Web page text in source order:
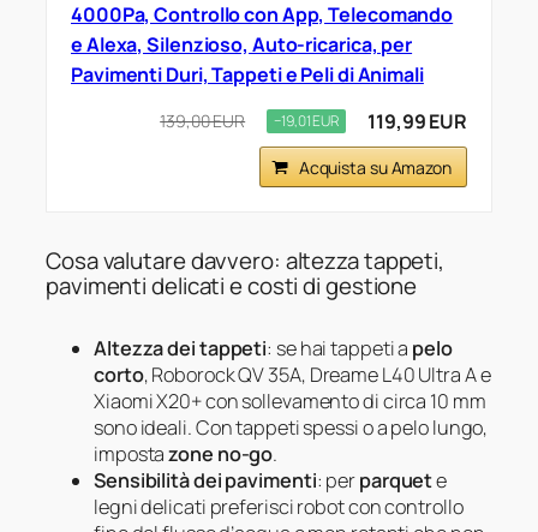
4000Pa, Controllo con App, Telecomando
e Alexa, Silenzioso, Auto-ricarica, per
Pavimenti Duri, Tappeti e Peli di Animali
139,00 EUR −19,01 EUR 119,99 EUR
Acquista su Amazon
Cosa valutare davvero: altezza tappeti,
pavimenti delicati e costi di gestione
Altezza dei tappeti: se hai tappeti a pelo
corto, Roborock QV 35A, Dreame L40 Ultra A e
Xiaomi X20+ con sollevamento di circa 10 mm
sono ideali. Con tappeti spessi o a pelo lungo,
impostazone no-go.
Sensibilità dei pavimenti: perparquete
legni delicati preferisci robot con controllo